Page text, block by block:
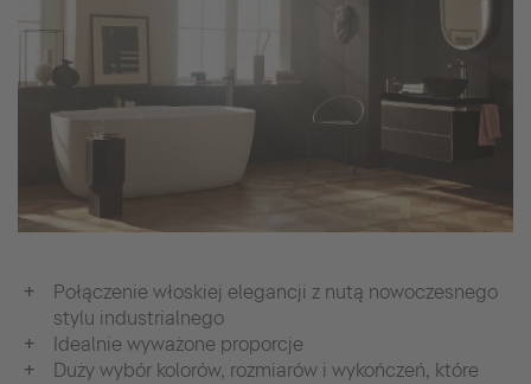
Połączenie włoskiej elegancji z nutą nowoczesnego
stylu industrialnego
Idealnie wyważone proporcje
Duży wybór kolorów, rozmiarów i wykończeń, które